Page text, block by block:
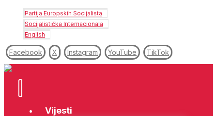
Partija Europskih Socijalista
Socijalistička Internacionala
English
Facebook X Instagram YouTube TikTok
Vijesti